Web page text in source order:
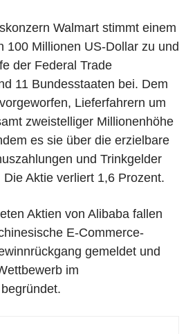
Walmart stimmt einem
100 Millionen US-Dollar zu und
der Federal Trade
11 Bundesstaaten bei. Dem
Lieferfahrern um
zweistelliger Millionenhöhe
es sie über die erzielbare
und Trinkgelder
Aktie verliert 1,6 Prozent.
Aktien von Alibaba fallen
E-Commerce-
gemeldet und
im